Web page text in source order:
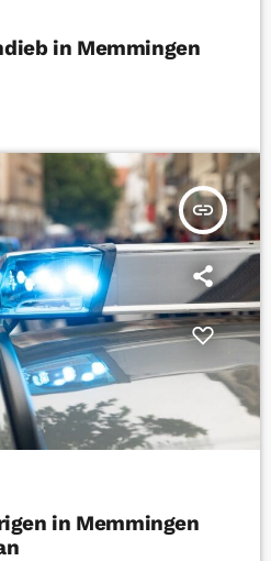
in Memmingen
insert_link
in Memmingen